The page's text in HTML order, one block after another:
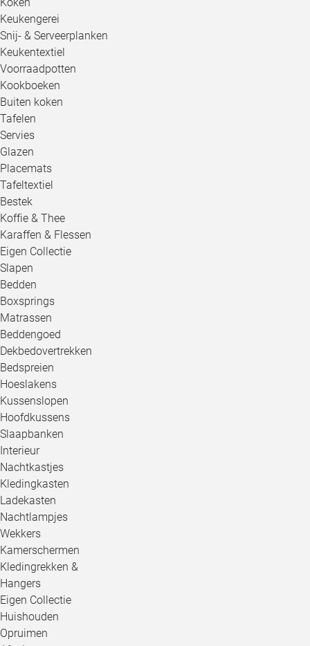
Keukengerei
Snij- & Serveerplanken
Keukentextiel
Voorraadpotten
Kookboeken
Buiten koken
Tafelen
Servies
Glazen
Placemats
Tafeltextiel
Bestek
Koffie & Thee
Karaffen & Flessen
Eigen Collectie
Slapen
Bedden
Boxsprings
Matrassen
Beddengoed
Dekbedovertrekken
Bedspreien
Hoeslakens
Kussenslopen
Hoofdkussens
Slaapbanken
Interieur
Nachtkastjes
Kledingkasten
Ladekasten
Nachtlampjes
Wekkers
Kamerschermen
Kledingrekken &
Hangers
Eigen Collectie
Huishouden
Opruimen